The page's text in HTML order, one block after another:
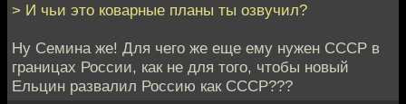
> И чьи это коварные планы ты озвучил?
Ну Семина же! Для чего же еще ему нужен СССР в
границах России, как не для того, чтобы новый
Ельцин развалил Россию как СССР???